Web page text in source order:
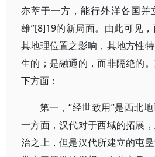
亦萃于一方，能行外洋各国并
雄”[8]19的新局面。由此可见
其地理位置之影响，其地方性
生的；是融通的，而非隔绝的
下方面：
第一，“经世致用”是西北地
一方面，汉代对于西域的拓展
治之上，但是汉代所建立的屯